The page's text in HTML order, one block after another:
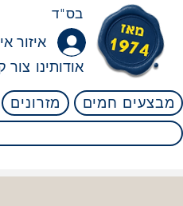
בס"ד
איזור
צור אודותינו
מבצעים חמים מזרונים